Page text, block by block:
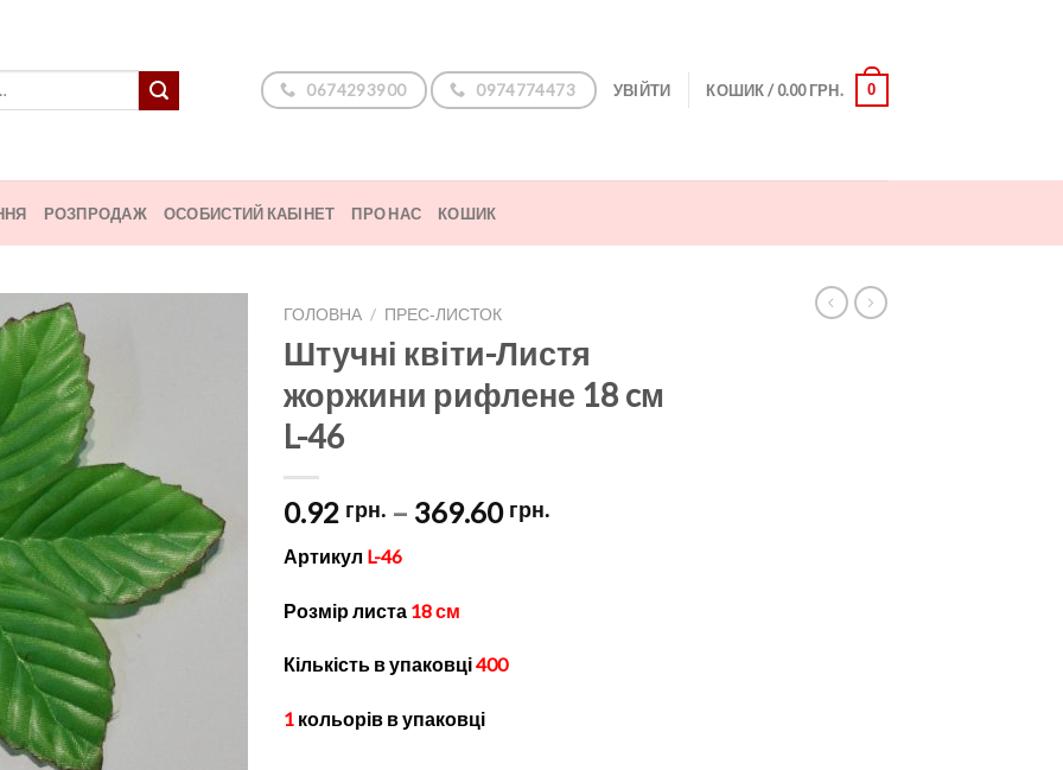
0674293900 0974774473 УВІЙТИ КОШИК /0.00ГРН. 0
РОЗПРОДАЖ ОСОБИСТИЙ КАБІНЕТ ПРО НАС КОШИК
ГОЛОВНА / ПРЕС‑ЛИСТОК
Штучні квіти-Листя
жоржини рифлене 18 cм
L-46
0.92 грн. – 369.60 грн.Price
Артикул L-46
Розмір листа 18 см
Кількість в упаковці400
1 кольорів в упаковці